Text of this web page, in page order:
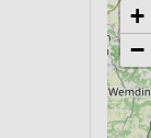
+
−